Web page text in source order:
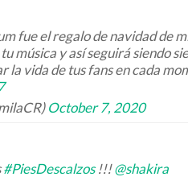
fue el regalo de navidad de
música y así seguirá siendo
la vida de tus fans en cada
October 7, 2020
#PiesDescalzos!!!@shakira